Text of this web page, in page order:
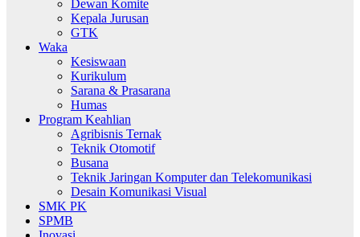
Dewan Komite
Kepala Jurusan
GTK
Waka
Kesiswaan
Kurikulum
Sarana & Prasarana
Humas
Program Keahlian
Agribisnis Ternak
Teknik Otomotif
Busana
Teknik Jaringan Komputer dan Telekomunikasi
Desain Komunikasi Visual
SMK PK
SPMB